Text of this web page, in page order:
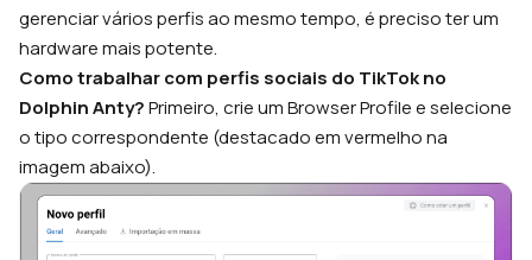
gerenciar vários perfis ao mesmo tempo, é preciso ter um
hardware mais potente.
Como trabalhar com perfis sociais do TikTok no
Dolphin Anty?Primeiro, crie um Browser Profile e selecione
o tipo correspondente (destacado em vermelho na
imagem abaixo).